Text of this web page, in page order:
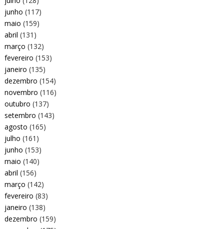
junho (117)
maio (159)
abril (131)
março (132)
fevereiro (153)
janeiro (135)
dezembro (154)
novembro (116)
outubro (137)
setembro (143)
agosto (165)
julho (161)
junho (153)
maio (140)
abril (156)
março (142)
fevereiro (83)
janeiro (138)
dezembro (159)